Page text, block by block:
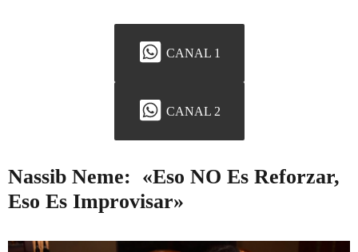
CANAL 1
CANAL 2
Nassib Neme: «Eso NO Es Reforzar,
Eso Es Improvisar»